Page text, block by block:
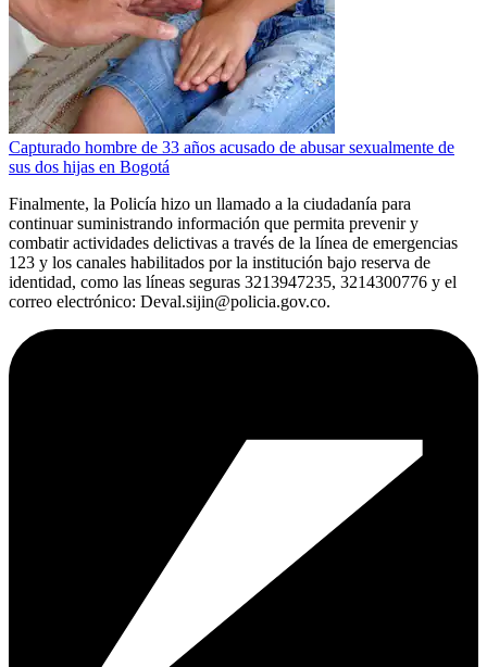
Capturado hombre de 33 años acusado de abusar sexualmente de
sus dos hijas en Bogotá
Finalmente, la Policía hizo un llamado a la ciudadanía para
continuar suministrando información que permita prevenir y
combatir actividades delictivas a través de la línea de emergencias
123 y los canales habilitados por la institución bajo reserva de
identidad, como las líneas seguras 3213947235, 3214300776 y el
correo electrónico: Deval.sijin@policia.gov.co.